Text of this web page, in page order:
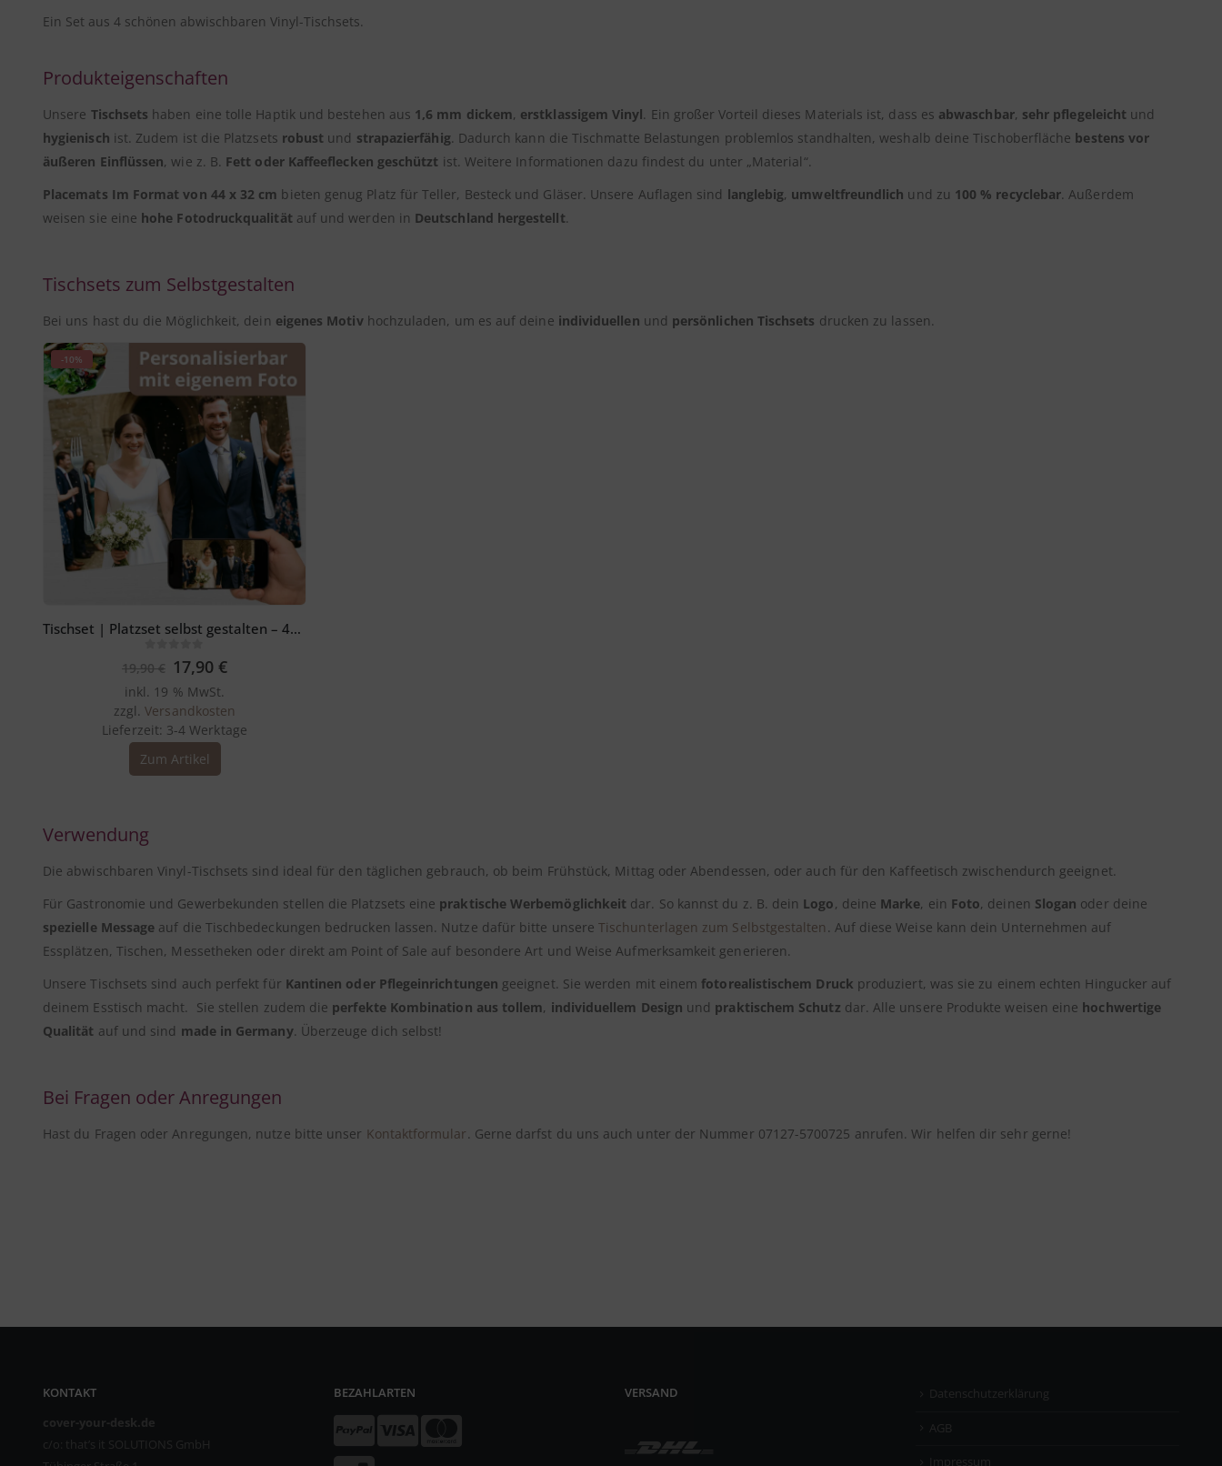
Ein Set aus 4 schönen abwischbaren Vinyl-Tischsets.
Produkteigenschaften
Unsere Tischsets haben eine tolle Haptik und bestehen aus 1,6 mm dickem, erstklassigem Vinyl. Ein großer Vorteil dieses Materials ist, dass es abwaschbar, sehr pflegeleicht und
hygienisch ist. Zudem ist die Platzsets robust und strapazierfähig. Dadurch kann die Tischmatte Belastungen problemlos standhalten, weshalb deine Tischoberfläche bestens vor
äußeren Einflüssen, wie z. B. Fett oder Kaffeeflecken geschützt ist. Weitere Informationen dazu findest du unter „Material“.
Placemats Im Format von 44 x 32 cm bieten genug Platz für Teller, Besteck und Gläser. Unsere Auflagen sind langlebig, umweltfreundlich und zu 100 % recyclebar. Außerdem
weisen sie eine hohe Fotodruckqualität auf und werden in Deutschland hergestellt.
Tischsets zum Selbstgestalten
Bei uns hast du die Möglichkeit, dein eigenes Motivhochzuladen, um es auf deine individuellen und persönlichen Tischsets drucken zu lassen.
-10%
Tischset | Platzset selbst gestalten – 44 x 32 cm aus Premium Vinyl – abwischbar
19,90€ Ursprünglicher
Preis
war:
19,90 €
17,90€Aktueller
17,90 €.
inkl. 19 % MwSt.
zzgl.Versandkosten
Lieferzeit: 3-4 Werktage
Zum Artikel
Verwendung
Die abwischbaren Vinyl-Tischsets sind ideal für den täglichen gebrauch, ob beim Frühstück, Mittag oder Abendessen, oder auch für den Kaffeetisch zwischendurch geeignet.
Für Gastronomie und Gewerbekunden stellen die Platzsets eine praktische Werbemöglichkeit dar. So kannst du z. B. dein Logo, deine Marke, ein Foto, deinen Slogan oder deine
spezielle Message auf die Tischbedeckungen bedrucken lassen. Nutze dafür bitte unsereTischunterlagen zum Selbstgestalten . Auf diese Weise kann dein Unternehmen auf
Essplätzen, Tischen, Messetheken oder direkt am Point of Sale auf besondere Art und Weise Aufmerksamkeit generieren.
Unsere Tischsets sind auch perfekt für Kantinen oder Pflegeinrichtungen geeignet. Sie werden mit einem fotorealistischem Druck produziert, was sie zu einem echten Hingucker auf
deinem Esstisch macht. Sie stellen zudem die perfekte Kombination aus tollem, individuellem Design und praktischem Schutz dar. Alle unsere Produkte weisen eine hochwertige
Qualität auf und sind made in Germany. Überzeuge dich selbst!
Bei Fragen oder Anregungen
Hast du Fragen oder Anregungen, nutze bitte unser Kontaktformular. Gerne darfst du uns auch unter der Nummer 07127-5700725 anrufen. Wir helfen dir sehr gerne!
KONTAKT
cover-your-desk.de
c/o: that’s it SOLUTIONS GmbH
BEZAHLARTEN VERSAND Datenschutzerklärung
AGB
Impressum